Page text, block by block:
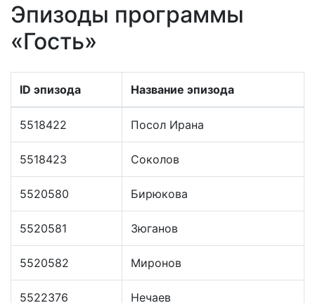
Эпизоды программы
«Гость»
ID эпизода Название эпизода
5518422 Посол Ирана
5518423 Соколов
5520580 Бирюкова
5520581 Зюганов
5520582 Миронов
5522376 Нечаев